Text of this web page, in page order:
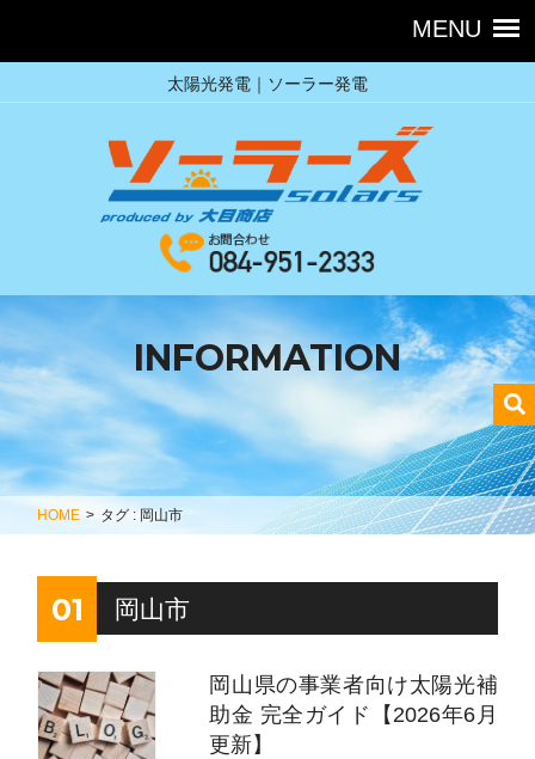
太陽光発電｜ソーラー発電
INFORMATION
HOME > タグ : 岡山市
01 岡山市
岡山県の事業者向け太陽光補
助金 完全ガイド【2026年6月
更新】